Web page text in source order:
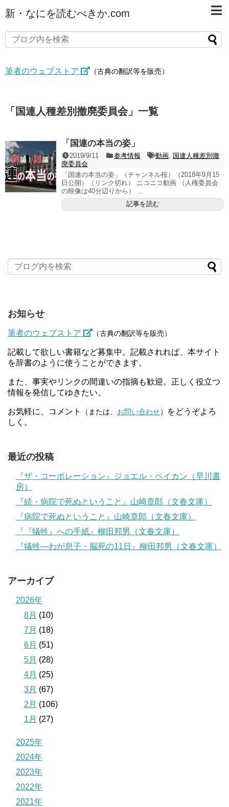
新・なにを読むべきか.com
筆者のウェブストア （古典の翻訳等を販売）
「 国連人種差別撤廃委員会」 一覧
「国連の本当の姿」
2019/9/11 参考情報 動画, 国連人種差別撤
廃委員会
「国連の本当の姿」（チャンネル桜）（2018年9月15
日公開）（リンク切れ） ニコニコ動画 （人権委員会
の映像は40分辺りから） ...
記事を読む
お知らせ
筆者のウェブストア （古典の翻訳等を販売）
記載して欲しい書籍など募集中。記載されれば、本サイト
を辞書のように使うことができます。
また、事実やリンクの間違いの指摘も歓迎。正しく役立つ
情報を発信してゆきたい。
お気軽に、コメント （または、 お問い合わせ）
をどうぞよろ
しく。
最近の投稿
『ザ・コーポレーション』ジョエル・ベイカン（早川書
房）
『続・病院で死ぬということ』山崎章郎（文春文庫）
『病院で死ぬということ』山崎章郎（文春文庫）
『『犠牲』への手紙』柳田邦男（文春文庫）
『犠牲―わが息子・脳死の11日』柳田邦男（文春文庫）
アーカイブ
2026年
8月 (10)
7月 (18)
6月 (51)
5月 (28)
4月 (25)
3月 (67)
2月 (106)
1月 (27)
2025年
2024年
2023年
2022年
2021年